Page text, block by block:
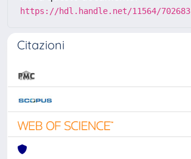
https://hdl.handle.net/11564/702683
Citazioni